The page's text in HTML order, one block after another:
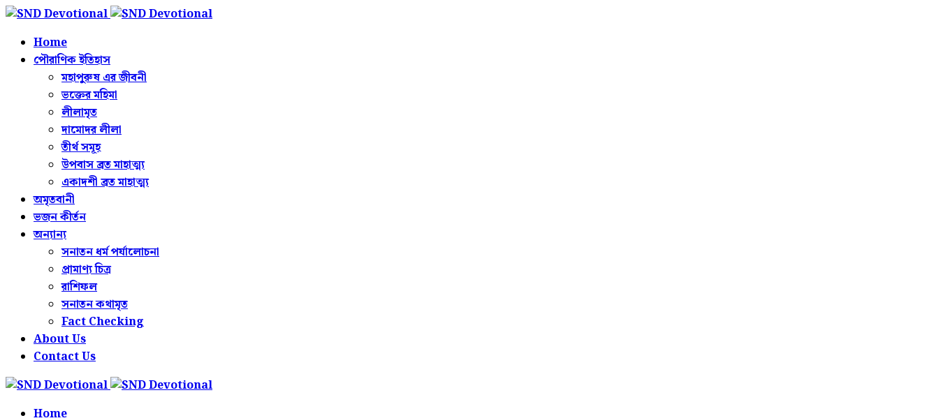
Home
পৌরাণিক ইতিহাস
মহাপুরুষ এর জীবনী
ভক্তের মহিমা
লীলামৃত
দামোদর লীলা
তীর্থ সমূহ
উপবাস ব্রত মাহাত্ম্য
একাদশী ব্রত মাহাত্ম্য
অমৃতবানী
ভজন কীর্তন
অন্যান্য
সনাতন ধর্ম পর্যালোচনা
প্রামাণ্য চিত্র
রাশিফল
সনাতন কথামৃত
Fact Checking
About Us
Contact Us
Home